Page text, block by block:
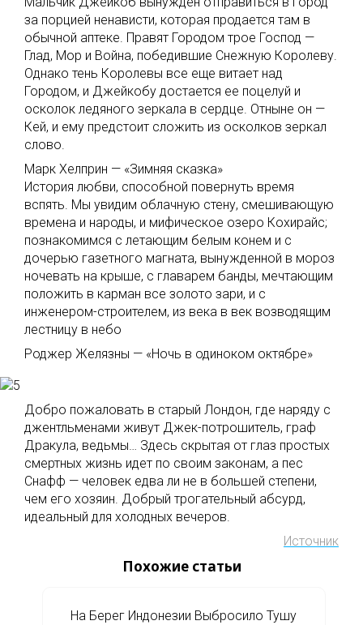
за порцией ненависти, которая продается там в
обычной аптеке. Правят Городом трое Господ —
Глад, Мор и Война, победившие Снежную Королеву.
Однако тень Королевы все еще витает над
Городом, и Джейкобу достается ее поцелуй и
осколок ледяного зеркала в сердце. Отныне он —
Кей, и ему предстоит сложить из осколков зеркал
слово.
Марк Хелприн — «Зимняя сказка»
История любви, способной повернуть время
вспять. Мы увидим облачную стену, смешивающую
времена и народы, и мифическое озеро Кохирайс;
познакомимся с летающим белым конем и с
дочерью газетного магната, вынужденной в мороз
ночевать на крыше, с главарем банды, мечтающим
положить в карман все золото зари, и с
инженером-строителем, из века в век возводящим
лестницу в небо
Роджер Желязны — «Ночь в одиноком октябре»
Добро пожаловать в старый Лондон, где наряду с
джентльменами живут Джек-потрошитель, граф
Дракула, ведьмы… Здесь скрытая от глаз простых
смертных жизнь идет по своим законам, а пес
Снафф — человек едва ли не в большей степени,
чем его хозяин. Добрый трогательный абсурд,
идеальный для холодных вечеров.
Источник
Похожие статьи
На Берег Индонезии Выбросило Тушу